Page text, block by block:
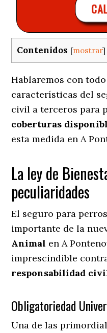
Contenidos [mostrar]
Hablaremos con
características del
civil a terceros para
coberturas
esta medida en A
La ley de
peculiaridades
El seguro para
importante de la
Animal en A
imprescindible
responsabilidad
Obligatoriedad
Una de las